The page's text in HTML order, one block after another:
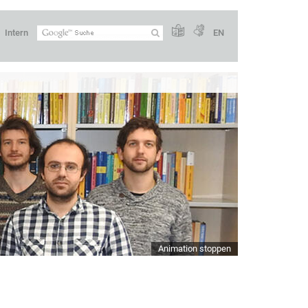
Intern EN
Animation stoppen